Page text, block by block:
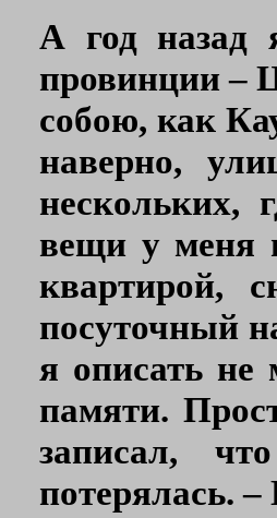
А год назад
провинции –
собою, как
наверно,
вещи у меня
квартирой,
посуточный
я описать не
памяти.
записал,
потерялась.